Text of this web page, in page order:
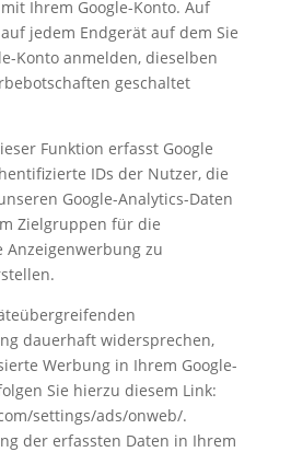
Ihrem Google-Konto. Auf
jedem Endgerät auf dem Sie
Konto anmelden, dieselben
geschaltet
Funktion erfasst Google
IDs der Nutzer, die
Google-Analytics-Daten
Zielgruppen für die
zu
dauerhaft widersprechen,
Werbung in Ihrem Google-
Sie hierzu diesem Link:
settings/ads/onweb/.
der erfassten Daten in Ihrem